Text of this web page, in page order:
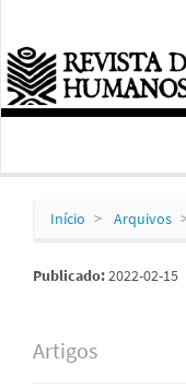
Conteúdo
principal
Barra
Lateral
Início Arquivos
Publicado:2022-02-15
Artigos